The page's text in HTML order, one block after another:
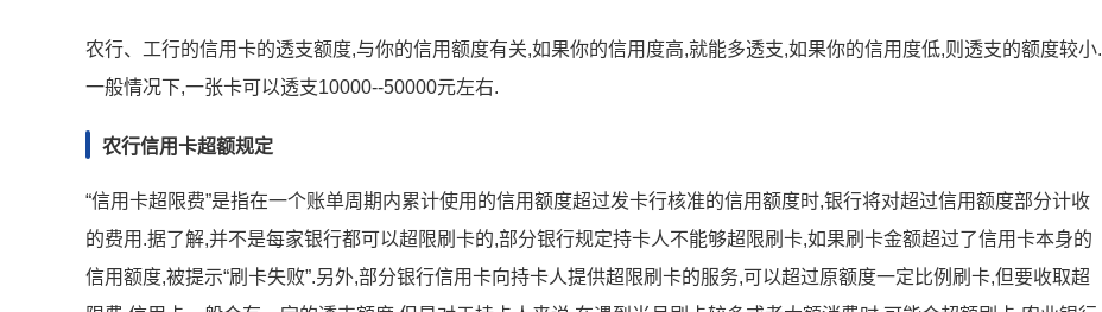
农行、工行的信用卡的透支额度,与你的信用额度有关,如果你的信用度高,就能多透支,如果你的信用度低,则透支的额度较小.
一般情况下,一张卡可以透支10000--50000元左右.
农行信用卡超额规定
“信用卡超限费”是指在一个账单周期内累计使用的信用额度超过发卡行核准的信用额度时,银行将对超过信用额度部分计收
的费用.据了解,并不是每家银行都可以超限刷卡的,部分银行规定持卡人不能够超限刷卡,如果刷卡金额超过了信用卡本身的
信用额度,被提示“刷卡失败”.另外,部分银行信用卡向持卡人提供超限刷卡的服务,可以超过原额度一定比例刷卡,但要收取超